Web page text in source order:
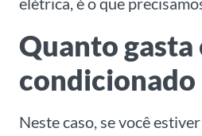
Quanto gasta
Neste caso, se você